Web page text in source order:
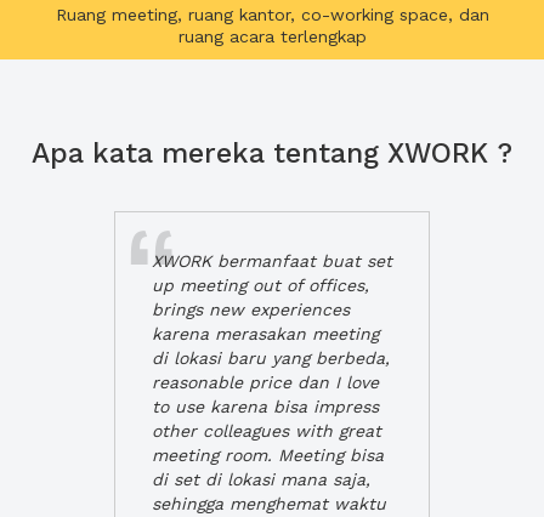
Ruang meeting, ruang kantor, co-working space, dan
ruang acara terlengkap
Apa kata mereka tentang XWORK ?
XWORK bermanfaat buat set
up meeting out of offices,
brings new experiences
karena merasakan meeting
di lokasi baru yang berbeda,
reasonable price dan I love
to use karena bisa impress
other colleagues with great
meeting room. Meeting bisa
di set di lokasi mana saja,
sehingga menghemat waktu